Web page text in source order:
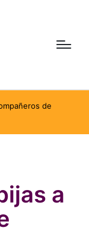
de
a